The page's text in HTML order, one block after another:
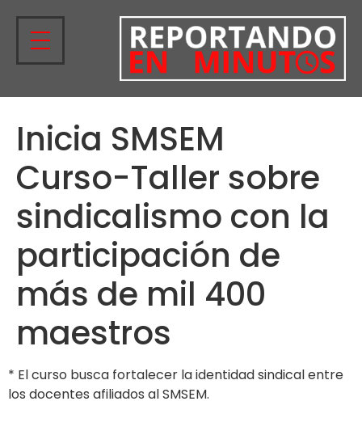
Inicia SMSEM
Curso-Taller sobre
sindicalismo con la
participación de
más de mil 400
maestros
* El curso busca fortalecer la identidad sindical entre
los docentes afiliados al SMSEM.